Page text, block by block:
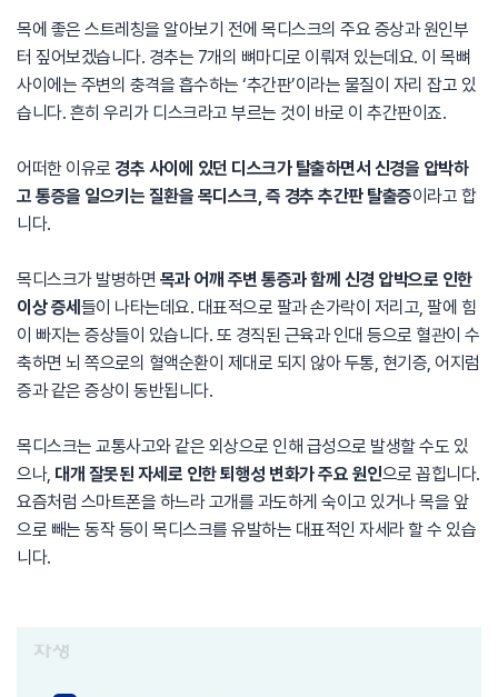
목에 좋은 스트레칭을 알아보기 전에 목디스크의 주요 증상과 원인부
터 짚어보겠습니다. 경추는 7개의 뼈마디로 이뤄져 있는데요. 이 목뼈
사이에는 주변의 충격을 흡수하는 ‘추간판’이라는 물질이 자리 잡고 있
습니다. 흔히 우리가 디스크라고 부르는 것이 바로 이 추간판이죠.
어떠한 이유로 경추 사이에 있던 디스크가 탈출하면서 신경을 압박하
고 통증을 일으키는 질환을 목디스크, 즉 경추 추간판 탈출증이라고 합
니다.
목디스크가 발병하면 목과 어깨 주변 통증과 함께 신경 압박으로 인한
이상 증세 들이 나타는데요. 대표적으로 팔과 손가락이 저리고, 팔에 힘
이 빠지는 증상들이 있습니다. 또 경직된 근육과 인대 등으로 혈관이 수
축하면 뇌 쪽으로의 혈액순환이 제대로 되지 않아 두통, 현기증, 어지럼
증과 같은 증상이 동반됩니다.
목디스크는 교통사고와 같은 외상으로 인해 급성으로 발생할 수도 있
으나, 대개 잘못된 자세로 인한 퇴행성 변화가 주요 원인으로 꼽힙니다.
요즘처럼 스마트폰을 하느라 고개를 과도하게 숙이고 있거나 목을 앞
으로 빼는 동작 등이 목디스크를 유발하는 대표적인 자세라 할 수 있습
니다.